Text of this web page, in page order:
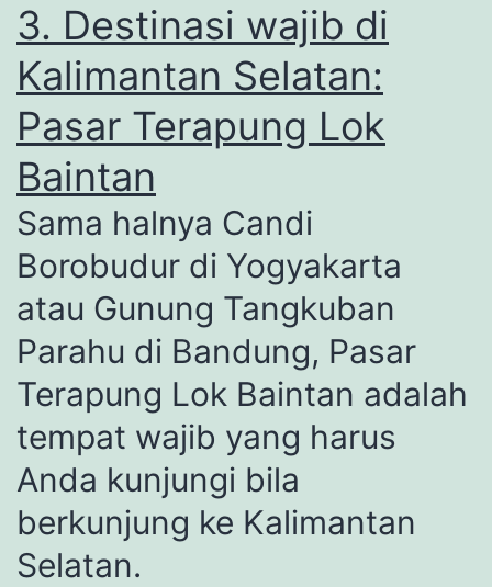
3. Destinasi wajib di
Kalimantan Selatan:
Pasar Terapung Lok
Baintan
Sama halnya Candi
Borobudur di Yogyakarta
atau Gunung Tangkuban
Parahu di Bandung, Pasar
Terapung Lok Baintan adalah
tempat wajib yang harus
Anda kunjungi bila
berkunjung ke Kalimantan
Selatan.